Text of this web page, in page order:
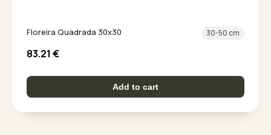
Floreira Quadrada 30x30 30-50 cm
83.21 €
Add to cart